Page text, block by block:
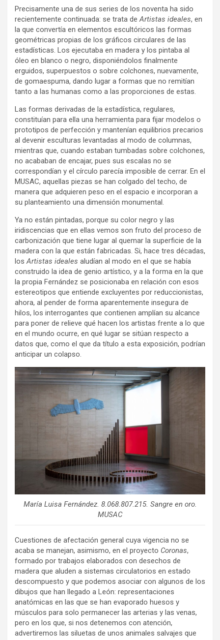
Precisamente una de sus series de los noventa ha sido
recientemente continuada: se trata deArtistas ideales, en
la que convertía en elementos escultóricos las formas
geométricas propias de los gráficos circulares de las
estadísticas. Los ejecutaba en madera y los pintaba al
óleo en blanco o negro, disponiéndolos finalmente
erguidos, superpuestos o sobre colchones, nuevamente,
de gomaespuma, dando lugar a formas que no remitían
tanto a las humanas como a las proporciones de estas.
Las formas derivadas de la estadística, regulares,
constituían para ella una herramienta para fijar modelos o
prototipos de perfección y mantenían equilibrios precarios
al devenir esculturas levantadas al modo de columnas,
mientras que, cuando estaban tumbadas sobre colchones,
no acababan de encajar, pues sus escalas no se
correspondían y el círculo parecía imposible de cerrar. En el
MUSAC, aquellas piezas se han colgado del techo, de
manera que adquieren peso en el espacio e incorporan a
su planteamiento una dimensión monumental.
Ya no están pintadas, porque su color negro y las
iridiscencias que en ellas vemos son fruto del proceso de
carbonización que tiene lugar al quemar la superficie de la
madera con la que están fabricadas. Si, hace tres décadas,
losArtistas ideales aludían al modo en el que se había
construido la idea de genio artístico, y a la forma en la que
la propia Fernández se posicionaba en relación con esos
estereotipos que entiende excluyentes por reduccionistas,
ahora, al pender de forma aparentemente insegura de
hilos, los interrogantes que contienen amplían su alcance
para poner de relieve qué hacen los artistas frente a lo que
en el mundo ocurre, en qué lugar se sitúan respecto a
datos que, como el que da título a esta exposición, podrían
anticipar un colapso.
María Luisa Fernández. 8.068.807.215. Sangre en oro.
MUSAC
Cuestiones de afectación general cuya vigencia no se
acaba se manejan, asimismo, en el proyecto Coronas,
formado por trabajos elaborados con desechos de
madera que aluden a sistemas circulatorios en estado
descompuesto y que podemos asociar con algunos de los
dibujos que han llegado a León: representaciones
anatómicas en las que se han evaporado huesos y
músculos para solo permanecer las arterias y las venas,
pero en los que, si nos detenemos con atención,
advertiremos las siluetas de unos animales salvajes que